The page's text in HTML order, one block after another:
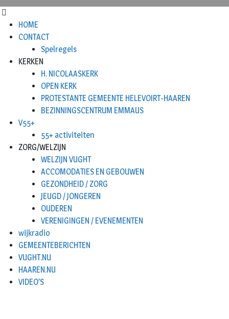
HOME
CONTACT
Spelregels
KERKEN
H. NICOLAASKERK
OPEN KERK
PROTESTANTE GEMEENTE HELEVOIRT-HAAREN
BEZINNINGSCENTRUM EMMAUS
V55+
55+ activiteiten
ZORG/WELZIJN
WELZIJN VUGHT
ACCOMODATIES EN GEBOUWEN
GEZONDHEID / ZORG
JEUGD / JONGEREN
OUDEREN
VERENIGINGEN / EVENEMENTEN
wijkradio
GEMEENTEBERICHTEN
VUGHT.NU
HAAREN.NU
VIDEO’S